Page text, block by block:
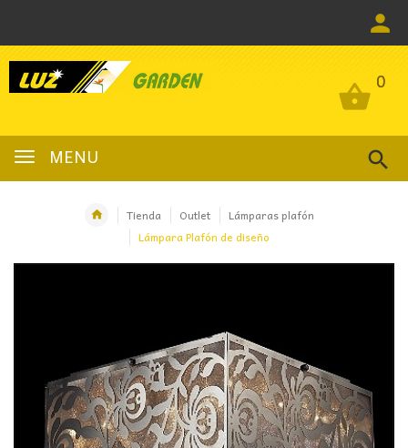
0
MENU
0
Tienda Outlet
Lámparas plafón
Lámpara Plafón de diseño